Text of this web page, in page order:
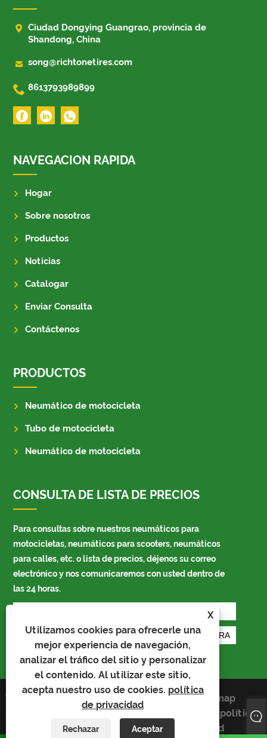
X
Utilizamos cookies para ofrecerle una
mejor experiencia de navegación,
analizar el tráfico del sitio y personalizar
el contenido. Al utilizar este sitio,
acepta nuestro uso de cookies. política
de privacidad
Rechazar Aceptar
 Ciudad Dongying Guangrao, provincia de
Shandong, China
 song@richtonetires.com
 8613793989899
NAVEGACION RAPIDA
Hogar
Sobre nosotros
Productos
Noticias
Catalogar
Enviar Consulta
Contáctenos
PRODUCTOS
Neumático de motocicleta
Tubo de motocicleta
Neumático de motocicleta
CONSULTA DE LISTA DE PRECIOS
Para consultas sobre nuestros neumáticos para
motocicletas, neumáticos para scooters, neumáticos
para calles, etc. o lista de precios, déjenos su correo
electrónico y nos comunicaremos con usted dentro de
las 24 horas.
Copyright © 2021 Shandong
Richtone Industrial Co., Ltd. Todos
Links
Sitemap
política
de privacidad